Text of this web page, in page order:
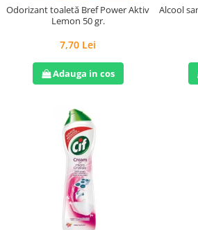
Odorizant toaletă Bref Power Aktiv
Lemon 50 gr.
7,70 Lei
Adauga in cos
Alcool